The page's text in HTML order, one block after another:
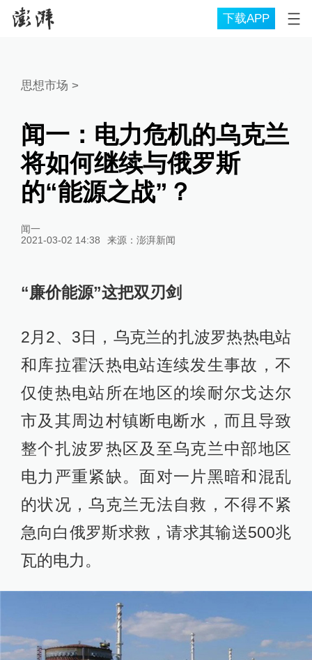
下载APP
思想市场 >
闻一：电力危机的乌克兰
将如何继续与俄罗斯
的“能源之战”？
闻一
2021-03-02 14:38
来源： 澎湃新闻
“廉价能源”这把双刃剑
2月2、3日，乌克兰的扎波罗热热电站
和库拉霍沃热电站连续发生事故，不
仅使热电站所在地区的埃耐尔戈达尔
市及其周边村镇断电断水，而且导致
整个扎波罗热区及至乌克兰中部地区
电力严重紧缺。面对一片黑暗和混乱
的状况，乌克兰无法自救，不得不紧
急向白俄罗斯求救，请求其输送500兆
瓦的电力。